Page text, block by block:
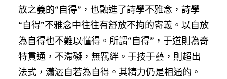
放之義的“自得”，也融進了詩學不雅念，詩學
“自得”不雅念中往往有舒放不拘的寄義。以自放
為自得也不難以懂得。所謂“自得”，于道則為奇
特貫通，不滯礙，無羈絆。于技于藝，則超出
法式，瀟灑自若為自得。其精力仍是相通的。